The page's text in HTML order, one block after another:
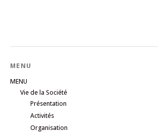
MENU
MENU
Vie de la Société
Présentation
Activités
Organisation